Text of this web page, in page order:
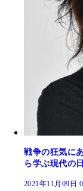
戦争の狂気に
ら学ぶ現代の
2021年11月09日